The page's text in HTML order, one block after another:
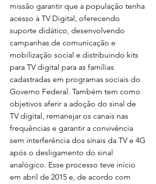
missão garantir que a população tenha
acesso à TV Digital, oferecendo
suporte didático, desenvolvendo
campanhas de comunicação e
mobilização social e distribuindo kits
para TV digital para as famílias
cadastradas em programas sociais do
Governo Federal. Também tem como
objetivos aferir a adoção do sinal de
TV digital, remanejar os canais nas
frequências e garantir a convivência
sem interferência dos sinais da TV e 4G
após o desligamento do sinal
analógico. Esse processo teve início
em abril de 2015 e, de acordo com